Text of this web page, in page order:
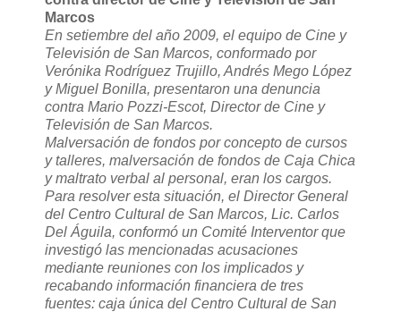
Marcos
En setiembre del año 2009, el equipo de Cine y
Televisión de San Marcos, conformado por
Verónika Rodríguez Trujillo, Andrés Mego López
y Miguel Bonilla, presentaron una denuncia
contra Mario Pozzi-Escot, Director de Cine y
Televisión de San Marcos.
Malversación de fondos por concepto de cursos
y talleres, malversación de fondos de Caja Chica
y maltrato verbal al personal, eran los cargos.
Para resolver esta situación, el Director General
del Centro Cultural de San Marcos, Lic. Carlos
Del Águila, conformó un Comité Interventor que
investigó las mencionadas acusaciones
mediante reuniones con los implicados y
recabando información financiera de tres
fuentes: caja única del Centro Cultural de San